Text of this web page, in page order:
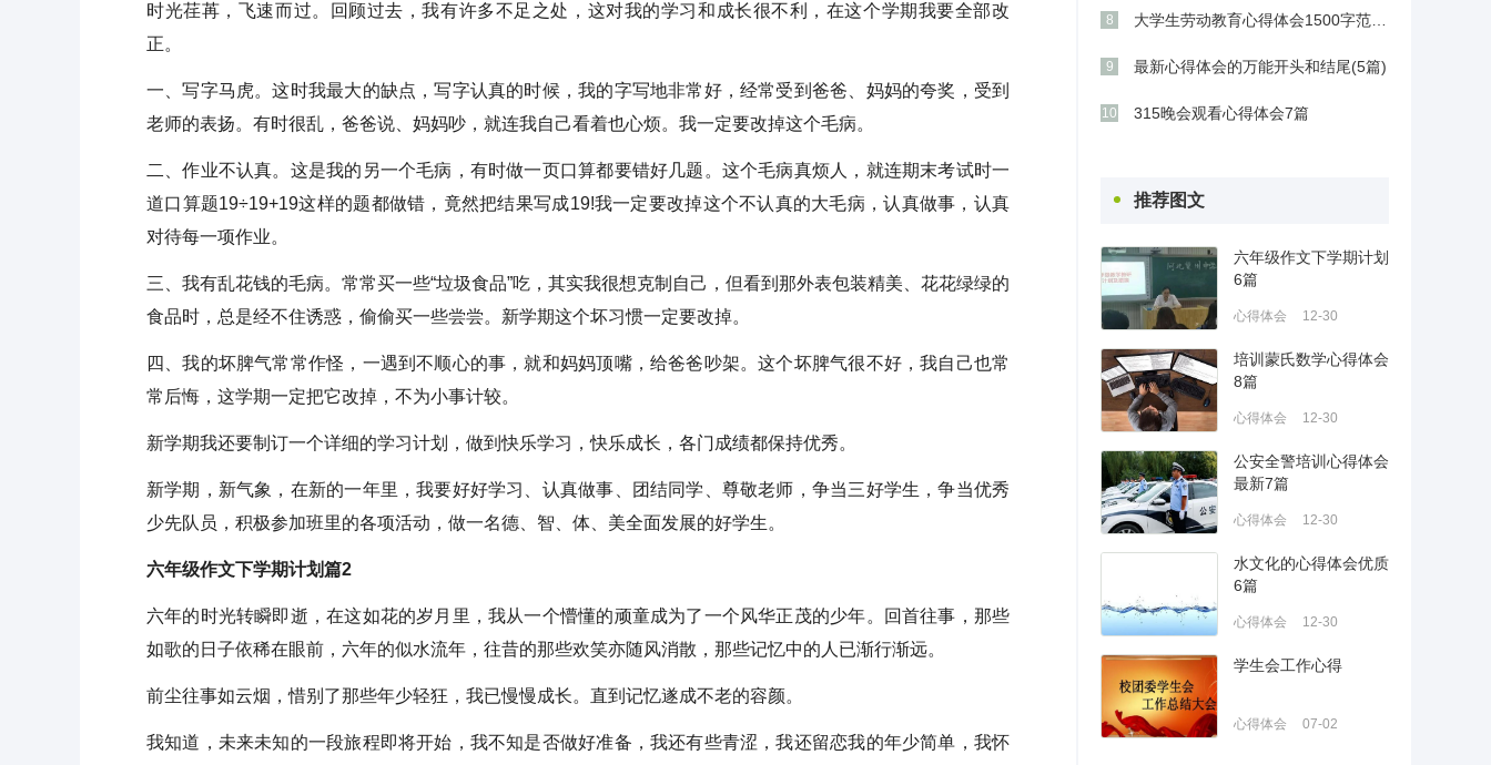
时光荏苒，飞速而过。回顾过去，我有许多不足之处，这对我的学习和成长很不利，在这个学期我要全部改
正。
一、写字马虎。这时我最大的缺点，写字认真的时候，我的字写地非常好，经常受到爸爸、妈妈的夸奖，受到
老师的表扬。有时很乱，爸爸说、妈妈吵，就连我自己看着也心烦。我一定要改掉这个毛病。
二、作业不认真。这是我的另一个毛病，有时做一页口算都要错好几题。这个毛病真烦人，就连期末考试时一
道口算题19÷19+19这样的题都做错，竟然把结果写成19!我一定要改掉这个不认真的大毛病，认真做事，认真
对待每一项作业。
三、我有乱花钱的毛病。常常买一些“垃圾食品”吃，其实我很想克制自己，但看到那外表包装精美、花花绿绿的
食品时，总是经不住诱惑，偷偷买一些尝尝。新学期这个坏习惯一定要改掉。
四、我的坏脾气常常作怪，一遇到不顺心的事，就和妈妈顶嘴，给爸爸吵架。这个坏脾气很不好，我自己也常
常后悔，这学期一定把它改掉，不为小事计较。
新学期我还要制订一个详细的学习计划，做到快乐学习，快乐成长，各门成绩都保持优秀。
新学期，新气象，在新的一年里，我要好好学习、认真做事、团结同学、尊敬老师，争当三好学生，争当优秀
少先队员，积极参加班里的各项活动，做一名德、智、体、美全面发展的好学生。
六年级作文下学期计划篇2
六年的时光转瞬即逝，在这如花的岁月里，我从一个懵懂的顽童成为了一个风华正茂的少年。回首往事，那些
如歌的日子依稀在眼前，六年的似水流年，往昔的那些欢笑亦随风消散，那些记忆中的人已渐行渐远。
前尘往事如云烟，惜别了那些年少轻狂，我已慢慢成长。直到记忆遂成不老的容颜。
我知道，未来未知的一段旅程即将开始，我不知是否做好准备，我还有些青涩，我还留恋我的年少简单，我怀
8
9 最新心得体会的万能开头和结尾(5篇)
10 315晚会观看心得体会7篇
推荐图文
六年级作文下学期计划
6篇
心得体会 12-30
培训蒙氏数学心得体会
8篇
心得体会 12-30
公安全警培训心得体会
最新7篇
心得体会 12-30
水文化的心得体会优质
6篇
心得体会 12-30
学生会工作心得
心得体会 07-02